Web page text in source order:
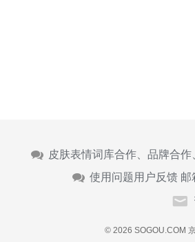
皮肤表情词库合作、品牌合
使用问题用户反馈 邮
© 2026 SOGOU.COM